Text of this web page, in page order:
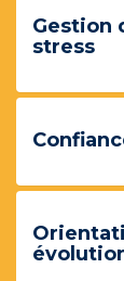
Gestion
stress